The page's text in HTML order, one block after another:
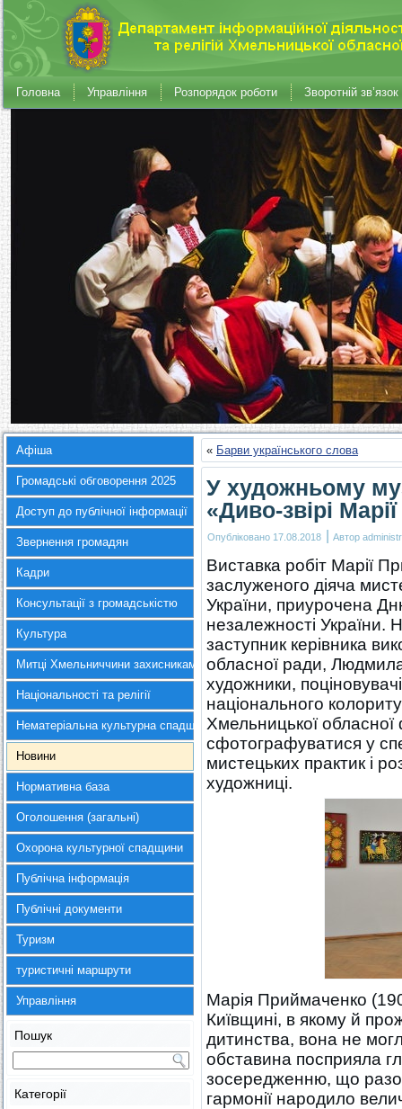
Головна Управління Розпорядок роботи Зворотній зв’язок
Афіша
Громадські обговорення 2025
Доступ до публічної інформації
Звернення громадян
Кадри
Консультації з громадськістю
Культура
Митці Хмельниччини захисникам України
Національності та релігії
Нематеріальна культурна спадщина
Новини
Нормативна база
Оголошення (загальні)
Охорона культурної спадщини
Публічна інформація
Публічні документи
Туризм
туристичні маршрути
Управління
Пошук
Категорії
« Барви українського слова
У художньому
«Диво-звірі
Опубліковано 17.08.2018 | Автор
Виставка робіт Марії
заслуженого діяча
України, приурочена
незалежності України.
заступник керівника
обласної ради,
художники,
національного
Хмельницької обласної
сфотографуватися у
мистецьких практик і
художниці.
Марія Приймаченко
Київщині, в якому й
дитинства, вона не
обставина посприяла
зосередженню, що
гармонії народило